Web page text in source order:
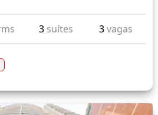
3 suítes 3vagas